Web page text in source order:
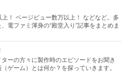
！ ページビュー数万以上！ などなど。多
電ファミ渾身の“殿堂入り”記事をまとめま
ーの方々に製作時のエピソードをお聞き
ゲーム）とは何か？を探っていきます。